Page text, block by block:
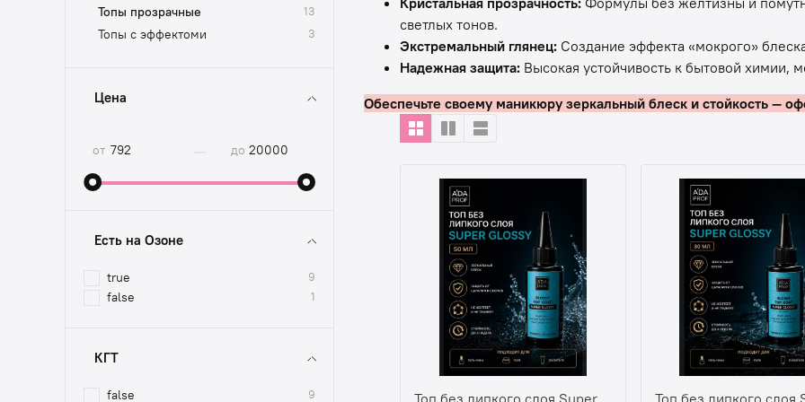
светлых тонов.
Экстремальный глянец: Создание эффекта «мокрого»
Надежная защита: Высокая устойчивость к бытовой
Обеспечьте своему маникюру зеркальный блеск и стойкость —
Топ без липкого слоя Super Топ без липкого слоя
Топы прозрачные 13
Топы с эффектоми 3
Цена
от до
Есть на Озоне
true 9
false 1
КГТ
false 9